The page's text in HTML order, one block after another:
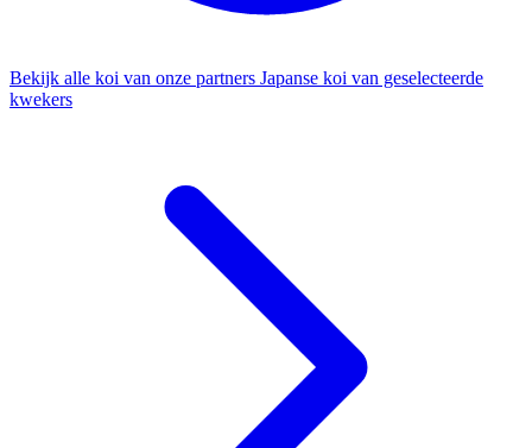
Bekijk alle koi van onze partners Japanse koi van geselecteerde
kwekers